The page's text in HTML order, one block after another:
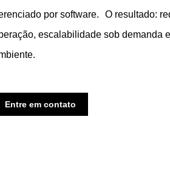
por software. O resultado:
escalabilidade sob demanda
Entre em contato